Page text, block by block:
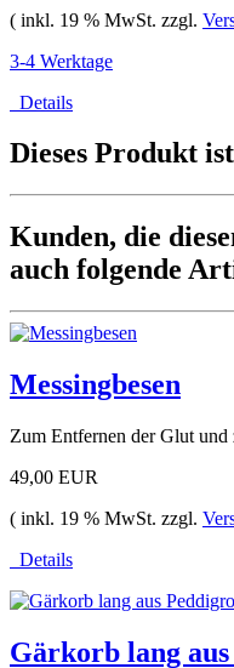
( inkl. 19 % MwSt. zzgl.
3-4 Werktage
Details
Dieses Produkt
Kunden, die
auch folgende
Messingbesen
Zum Entfernen der Glut und
49,00 EUR
( inkl. 19 % MwSt. zzgl.
Details
Gärkorb lang